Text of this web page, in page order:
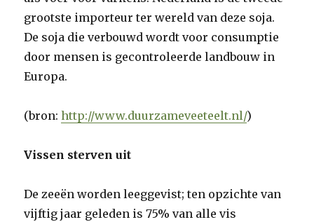
grootste importeur ter wereld van deze soja.
De soja die verbouwd wordt voor consumptie
door mensen is gecontroleerde landbouw in
Europa.
(bron:http://www.duurzameveeteelt.nl/)
Vissen sterven uit
De zeeën worden leeggevist; ten opzichte van
vijftig jaar geleden is 75% van alle vis